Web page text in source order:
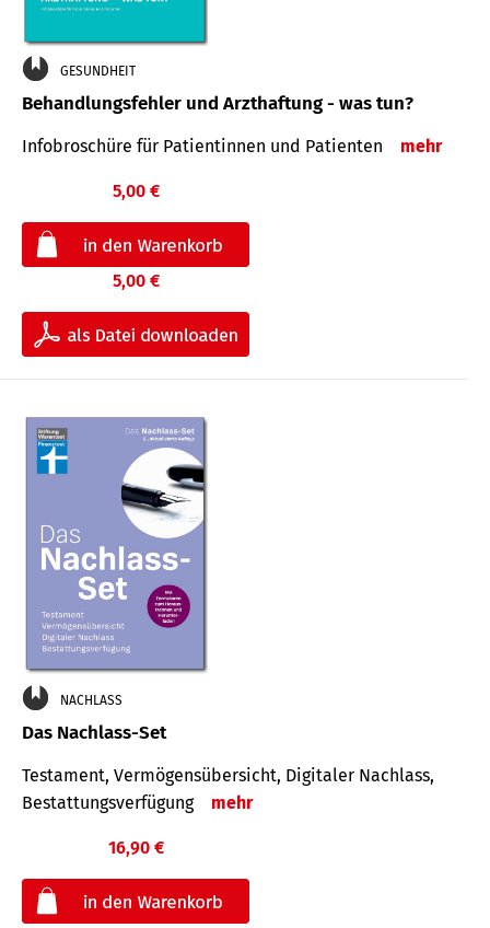
GESUNDHEIT
Behandlungsfehler und Arzthaftung - was tun?
Infobroschüre für Patientinnen und Patienten mehr
5,00 €
5,00 €
NACHLASS
Das Nachlass-Set
Testament, Vermögens­übersicht, Digitaler Nach­lass,
Bestat­tungs­ver­fügung
mehr
16,90 €